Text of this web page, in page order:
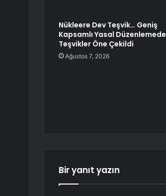
Nükleere Dev Teşvik… Geniş
Kapsamlı Yasal Düzenlemede
Teşvikler Öne Çekildi
Ağustos 7, 2026
Bir yanıt yazın